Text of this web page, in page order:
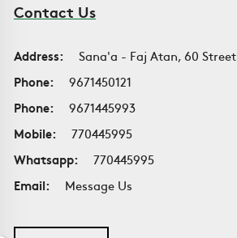
Contact Us
Address:
Sana'a - Faj Atan, 60 Street
Phone:
9671450121
Phone:
9671445993
Mobile:
770445995
Whatsapp:
770445995
Email:
Message Us